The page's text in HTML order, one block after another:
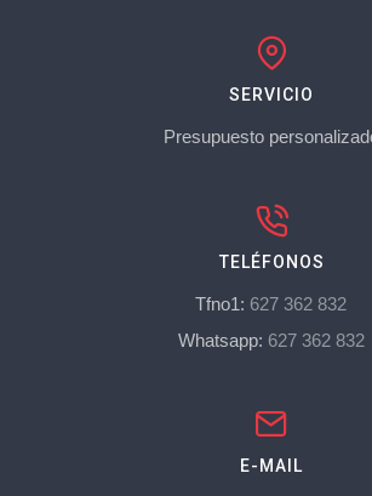
SERVICIO
Presupuesto
TELÉFONOS
Tfno1: 627 362 832
Whatsapp: 627 362 832
E-MAIL